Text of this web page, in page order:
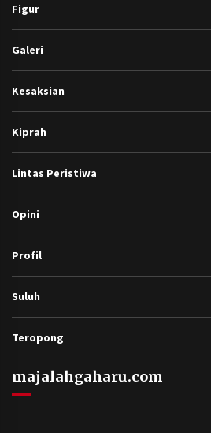
Figur
Galeri
Kesaksian
Kiprah
Lintas Peristiwa
Opini
Profil
Suluh
Teropong
majalahgaharu.com